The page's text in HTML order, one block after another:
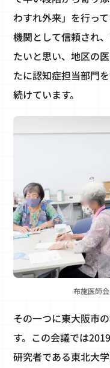
わすれ外来」を行っ
機関として信頼され
たいと思い、地区の
たに認知症担当部門
続けています。
布施医師
その一つに東大阪市
す。この会議では
研究者である東北大